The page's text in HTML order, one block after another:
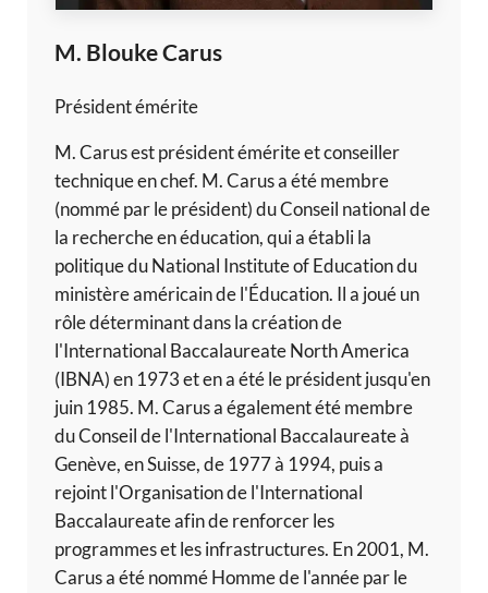
M. Blouke Carus
Président émérite
M. Carus est président émérite et conseiller
technique en chef. M. Carus a été membre
(nommé par le président) du Conseil national de
la recherche en éducation, qui a établi la
politique du National Institute of Education du
ministère américain de l'Éducation. Il a joué un
rôle déterminant dans la création de
l'International Baccalaureate North America
(IBNA) en 1973 et en a été le président jusqu'en
juin 1985. M. Carus a également été membre
du Conseil de l'International Baccalaureate à
Genève, en Suisse, de 1977 à 1994, puis a
rejoint l'Organisation de l'International
Baccalaureate afin de renforcer les
programmes et les infrastructures. En 2001, M.
Carus a été nommé Homme de l'année par le